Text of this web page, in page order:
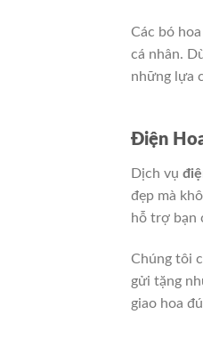
Các bó
cá nhân.
những lựa
Điện
Dịch vụ
đẹp mà
hỗ trợ bạn
Chúng tôi
gửi tặng
giao hoa